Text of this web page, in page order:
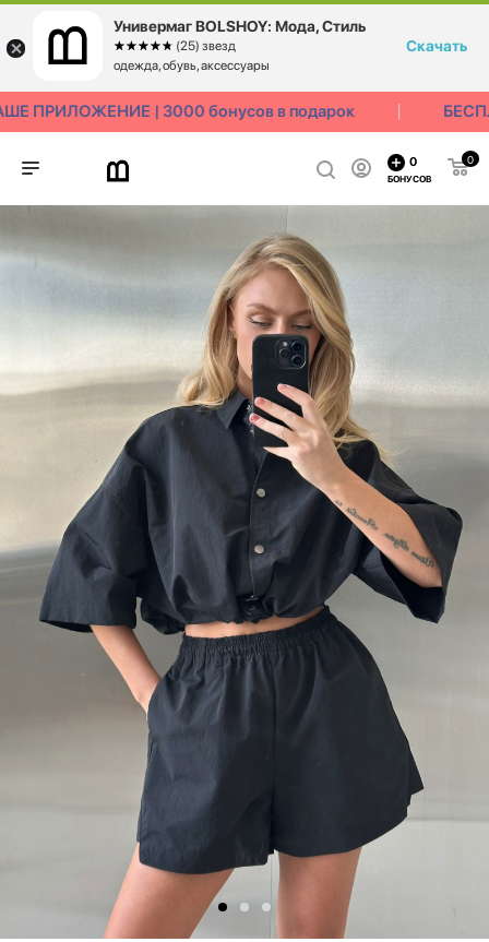
ПРИЛОЖЕНИЕ | 3000 бонусов в подарок
0
0
БОНУСОВ
Универмаг BOLSHOY: Мода, Стиль
☆☆☆☆☆
★★★★★ (25) звезд
одежда, обувь, аксессуары
Скачать